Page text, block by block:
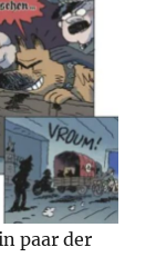
paar der